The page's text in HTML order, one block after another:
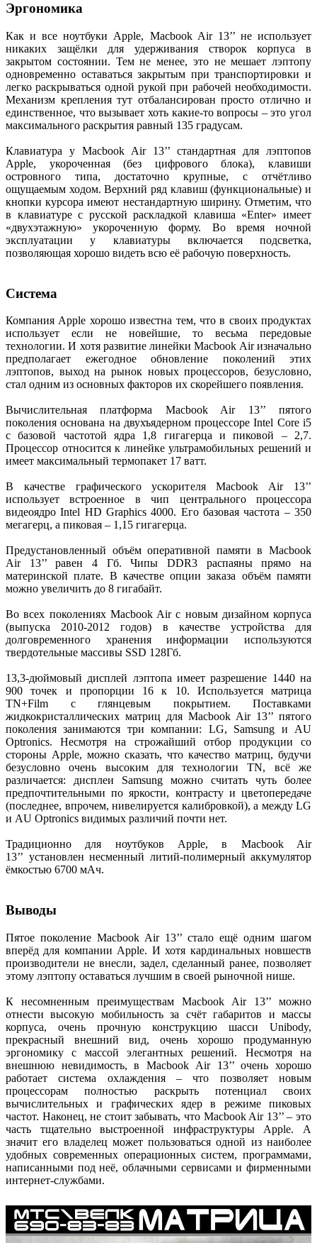
Эргономика
Как и все ноутбуки Apple, Macbook Air 13’’ не использует
никаких защёлки для удерживания створок корпуса в
закрытом состоянии. Тем не менее, это не мешает лэптопу
одновременно оставаться закрытым при транспортировки и
легко раскрываться одной рукой при рабочей необходимости.
Механизм крепления тут отбалансирован просто отлично и
единственное, что вызывает хоть какие-то вопросы – это угол
максимального раскрытия равный 135 градусам.
Клавиатура у Macbook Air 13’’ стандартная для лэптопов
Apple, укороченная (без цифрового блока), клавиши
островного типа, достаточно крупные, с отчётливо
ощущаемым ходом. Верхний ряд клавиш (функциональные) и
кнопки курсора имеют нестандартную ширину. Отметим, что
в клавиатуре с русской раскладкой клавиша «Enter» имеет
«двухэтажную» укороченную форму. Во время ночной
эксплуатации у клавиатуры включается подсветка,
позволяющая хорошо видеть всю её рабочую поверхность.
Система
Компания Apple хорошо известна тем, что в своих продуктах
использует если не новейшие, то весьма передовые
технологии. И хотя развитие линейки Macbook Air изначально
предполагает ежегодное обновление поколений этих
лэптопов, выход на рынок новых процессоров, безусловно,
стал одним из основных факторов их скорейшего появления.
Вычислительная платформа Macbook Air 13’’ пятого
поколения основана на двухъядерном процессоре Intel Core i5
с базовой частотой ядра 1,8 гигагерца и пиковой – 2,7.
Процессор относится к линейке ультрамобильных решений и
имеет максимальный термопакет 17 ватт.
В качестве графического ускорителя Macbook Air 13’’
использует встроенное в чип центрального процессора
видеоядро Intel HD Graphics 4000. Его базовая частота – 350
мегагерц, а пиковая – 1,15 гигагерца.
Предустановленный объём оперативной памяти в Macbook
Air 13’’ равен 4 Гб. Чипы DDR3 распаяны прямо на
материнской плате. В качестве опции заказа объём памяти
можно увеличить до 8 гигабайт.
Во всех поколениях Macbook Air с новым дизайном корпуса
(выпуска 2010-2012 годов) в качестве устройства для
долговременного хранения информации используются
твердотельные массивы SSD 128Гб.
13,3-дюймовый дисплей лэптопа имеет разрешение 1440 на
900 точек и пропорции 16 к 10. Используется матрица
TN+Film с глянцевым покрытием. Поставками
жидкокристаллических матриц для Macbook Air 13’’ пятого
поколения занимаются три компании: LG, Samsung и AU
Optronics. Несмотря на строжайший отбор продукции со
стороны Apple, можно сказать, что качество матриц, будучи
безусловно очень высоким для технологии TN, всё же
различается: дисплеи Samsung можно считать чуть более
предпочтительными по яркости, контрасту и цветопередаче
(последнее, впрочем, нивелируется калибровкой), а между LG
и AU Optronics видимых различий почти нет.
Традиционно для ноутбуков Apple, в Macbook Air
13’’ установлен несменный литий-полимерный аккумулятор
ёмкостью 6700 мАч.
Выводы
Пятое поколение Macbook Air 13’’ стало ещё одним шагом
вперёд для компании Apple. И хотя кардинальных новшеств
производители не внесли, задел, сделанный ранее, позволяет
этому лэптопу оставаться лучшим в своей рыночной нише.
К несомненным преимуществам Macbook Air 13’’ можно
отнести высокую мобильность за счёт габаритов и массы
корпуса, очень прочную конструкцию шасси Unibody,
прекрасный внешний вид, очень хорошо продуманную
эргономику с массой элегантных решений. Несмотря на
внешнюю невидимость, в Macbook Air 13’’ очень хорошо
работает система охлаждения – что позволяет новым
процессорам полностью раскрыть потенциал своих
вычислительных и графических ядер в режиме пиковых
частот. Наконец, не стоит забывать, что Macbook Air 13’’ – это
часть тщательно выстроенной инфраструктуры Apple. А
значит его владелец может пользоваться одной из наиболее
удобных современных операционных систем, программами,
написанными под неё, облачными сервисами и фирменными
интернет-службами.